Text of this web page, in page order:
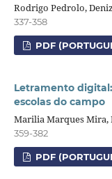
Rodrigo Pedrolo,
337-358
PDF
Letramento
escolas do campo
Marilia Marques Mira,
359-382
PDF